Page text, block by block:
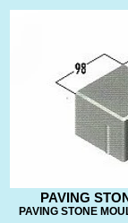
PAVING
PAVING STONE